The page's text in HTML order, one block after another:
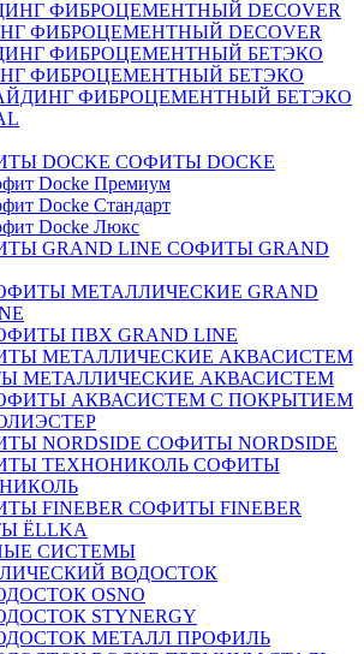
ФИБРОЦЕМЕНТНЫЙ DECOVER
ФИБРОЦЕМЕНТНЫЙ БЕТЭКО
ФИБРОЦЕМЕНТНЫЙ БЕТЭКО
СОФИТЫ DOCKE
Docke Премиум
Docke Стандарт
Docke Люкс
СОФИТЫ GRAND
МЕТАЛЛИЧЕСКИЕ GRAND
ПВХ GRAND LINE
МЕТАЛЛИЧЕСКИЕ АКВАСИСТЕМ
АКВАСИСТЕМ С ПОКРЫТИЕМ
СОФИТЫ NORDSIDE
СОФИТЫ
СОФИТЫ FINEBER
ЁLLKA
СИСТЕМЫ
ВОДОСТОК
OSNO
STYNERGY
МЕТАЛЛ ПРОФИЛЬ